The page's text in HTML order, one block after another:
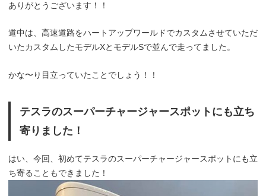
ありがとうございます！！
道中は、高速道路をハートアップワールドでカスタムさせていただ
いたカスタムしたモデルXとモデルSで並んで走ってました。
かな〜り目立っていたことでしょう！！
テスラのスーパーチャージャースポットにも立ち
寄りました！
はい、今回、初めてテスラのスーパーチャージャースポットにも立
ち寄ることもできました！